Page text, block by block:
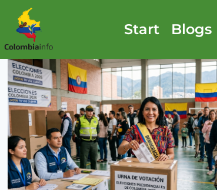
Doorgaan
naar
inhoud
Start Blogs